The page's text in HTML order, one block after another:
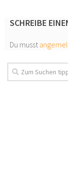
SCHREIBE
Du musst